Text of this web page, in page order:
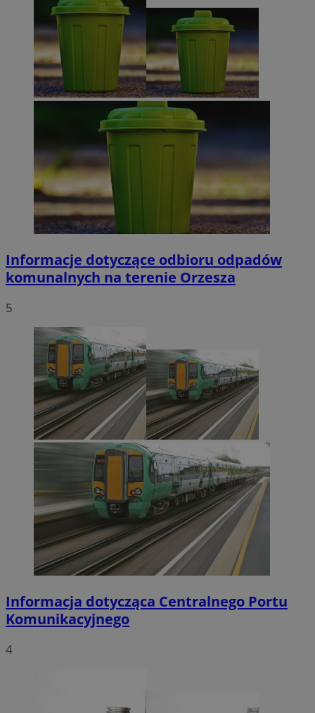
Informacje dotyczące odbioru odpadów
komunalnych na terenie Orzesza
5
Informacja dotycząca Centralnego Portu
Komunikacyjnego
4